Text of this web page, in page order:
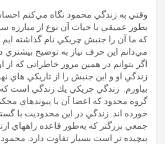
وقتي به زندگي محمود نگاه مي‌كنم
بطور عميقي با حيات آن نوع از
كه ما آن را جنبش چريكي نام گذاشته ايم
مي‌دانم اين حرف نياز به توضيح
اگر بتوانم در همين مرور خاطراتي كه از
زندگي او و اين جنبش را از تاريكي هاي
بياورم. زندگي چريكي يك زندگي است
گروه محدود كه اعضا آن با پيوندهاي
خورده اند. زندگي در اين محدوديت با
جمعي بزرگتر كه به‌طور قاعده راههاي
پيچيده تر است بسيار تفاوت دارد.